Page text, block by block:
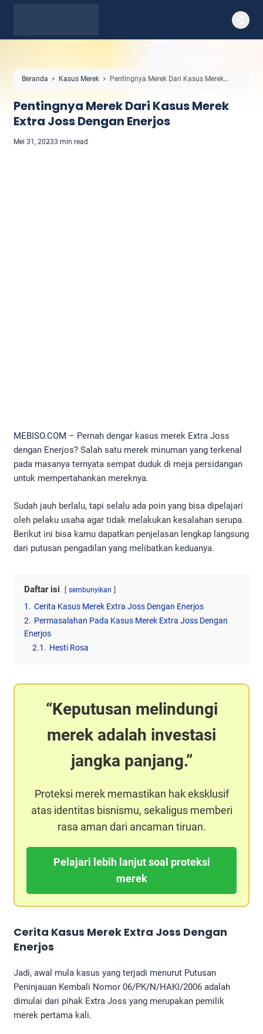
Beranda Kasus Merek
Pentingnya Merek Dari Kasus Merek
Pentingnya Merek Dari Kasus Merek
Extra Joss Dengan Enerjos
Mei 31, 20233 min read
MEBISO.COM – Pernah dengar kasus merek Extra Joss
dengan Enerjos? Salah satu merek minuman yang terkenal
pada masanya ternyata sempat duduk di meja persidangan
untuk mempertahankan mereknya.
Sudah jauh berlalu, tapi selalu ada poin yang bisa dipelajari
oleh pelaku usaha agar tidak melakukan kesalahan serupa.
Berikut ini bisa kamu dapatkan penjelasan lengkap langsung
dari putusan pengadilan yang melibatkan keduanya.
Daftar isi sembunyikan
1. Cerita Kasus Merek Extra Joss Dengan Enerjos
2. Permasalahan Pada Kasus Merek Extra Joss Dengan
Enerjos
2.1. Hesti Rosa
Keputusan melindungi
merek adalah investasi
jangka panjang.
Proteksi merek memastikan hak eksklusif
atas identitas bisnismu, sekaligus memberi
rasa aman dari ancaman tiruan.
Pelajari lebih lanjut soal proteksi
merek
Cerita Kasus Merek Extra Joss Dengan
Enerjos
Jadi, awal mula kasus yang terjadi menurut Putusan
Peninjauan Kembali Nomor 06/PK/N/HAKI/2006 adalah
dimulai dari pihak Extra Joss yang merupakan pemilik
merek pertama kali.